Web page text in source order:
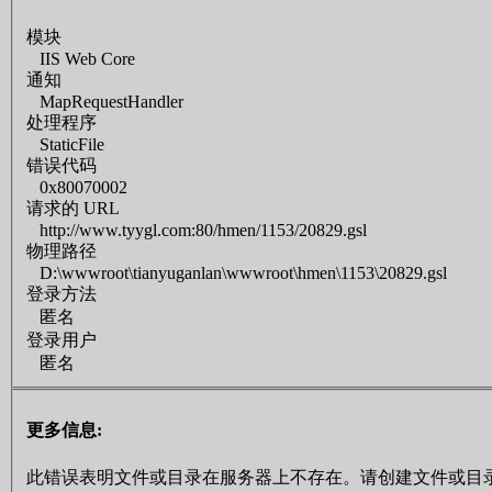
模块
IIS Web Core
通知
MapRequestHandler
处理程序
StaticFile
错误代码
0x80070002
请求的 URL
http://www.tyygl.com:80/hmen/1153/20829.gsl
物理路径
D:\wwwroot\tianyuganlan\wwwroot\hmen\1153\20829.gsl
登录方法
匿名
登录用户
匿名
更多信息:
此错误表明文件或目录在服务器上不存在。请创建文件或目